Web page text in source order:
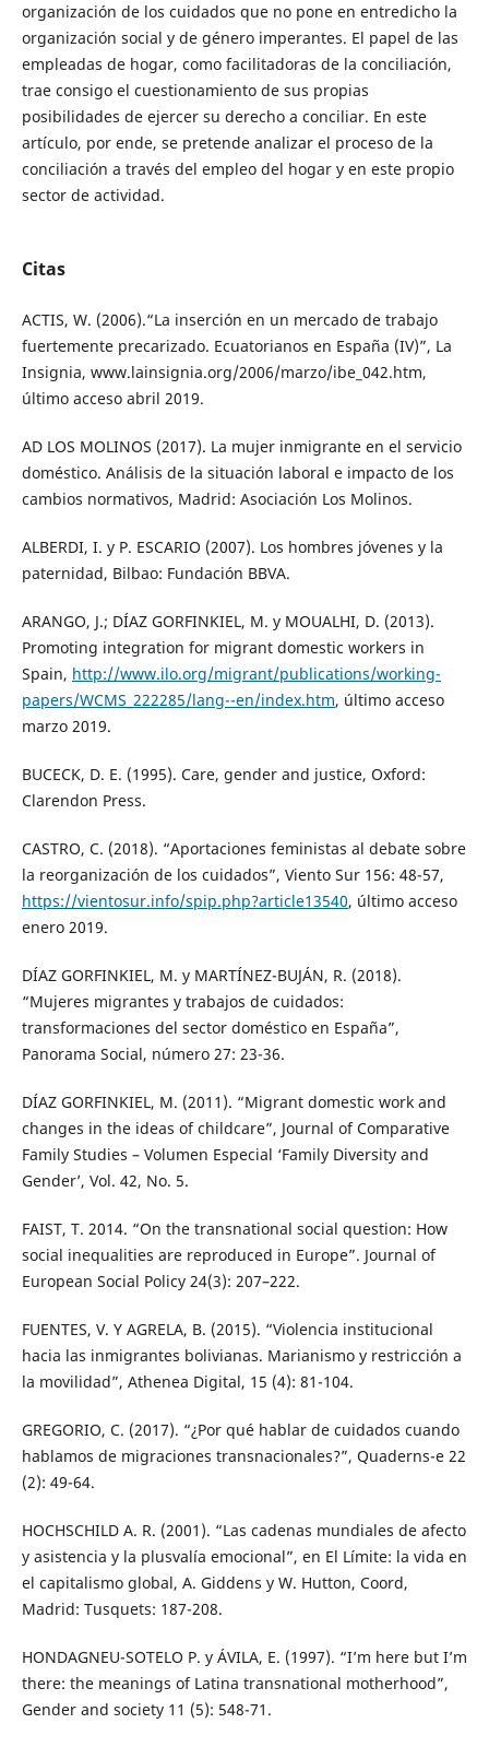
organización de los cuidados que no pone en entredicho la
organización social y de género imperantes. El papel de las
empleadas de hogar, como facilitadoras de la conciliación,
trae consigo el cuestionamiento de sus propias
posibilidades de ejercer su derecho a conciliar. En este
artículo, por ende, se pretende analizar el proceso de la
conciliación a través del empleo del hogar y en este propio
sector de actividad.
Citas
ACTIS, W. (2006).“La inserción en un mercado de trabajo
fuertemente precarizado. Ecuatorianos en España (IV)”, La
Insignia, www.lainsignia.org/2006/marzo/ibe_042.htm,
último acceso abril 2019.
AD LOS MOLINOS (2017). La mujer inmigrante en el servicio
doméstico. Análisis de la situación laboral e impacto de los
cambios normativos, Madrid: Asociación Los Molinos.
ALBERDI, I. y P. ESCARIO (2007). Los hombres jóvenes y la
paternidad, Bilbao: Fundación BBVA.
ARANGO, J.; DÍAZ GORFINKIEL, M. y MOUALHI, D. (2013).
Promoting integration for migrant domestic workers in
Spain, http://www.ilo.org/migrant/publications/working-
papers/WCMS_222285/lang--en/index.htm, último acceso
marzo 2019.
BUCECK, D. E. (1995). Care, gender and justice, Oxford:
Clarendon Press.
CASTRO, C. (2018). “Aportaciones feministas al debate sobre
la reorganización de los cuidados”, Viento Sur 156: 48-57,
https://vientosur.info/spip.php?article13540, último acceso
enero 2019.
DÍAZ GORFINKIEL, M. y MARTÍNEZ-BUJÁN, R. (2018).
“Mujeres migrantes y trabajos de cuidados:
transformaciones del sector doméstico en España”,
Panorama Social, número 27: 23-36.
DÍAZ GORFINKIEL, M. (2011). “Migrant domestic work and
changes in the ideas of childcare”, Journal of Comparative
Family Studies – Volumen Especial ‘Family Diversity and
Gender’, Vol. 42, No. 5.
FAIST, T. 2014. “On the transnational social question: How
social inequalities are reproduced in Europe”. Journal of
European Social Policy 24(3): 207–222.
FUENTES, V. Y AGRELA, B. (2015). “Violencia institucional
hacia las inmigrantes bolivianas. Marianismo y restricción a
la movilidad”, Athenea Digital, 15 (4): 81-104.
GREGORIO, C. (2017). “¿Por qué hablar de cuidados cuando
hablamos de migraciones transnacionales?”, Quaderns-e 22
(2): 49-64.
HOCHSCHILD A. R. (2001). “Las cadenas mundiales de afecto
y asistencia y la plusvalía emocional”, en El Límite: la vida en
el capitalismo global, A. Giddens y W. Hutton, Coord,
Madrid: Tusquets: 187-208.
HONDAGNEU-SOTELO P. y ÁVILA, E. (1997). “I’m here but I’m
there: the meanings of Latina transnational motherhood”,
Gender and society 11 (5): 548-71.